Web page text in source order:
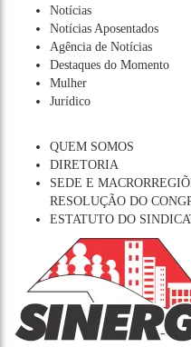
Notícias
Notícias Aposentados
Agência de Notícias
Destaques do Momento
Mulher
Jurídico
QUEM SOMOS
DIRETORIA
SEDE E
RESOLUÇÃO DO
ESTATUTO DO